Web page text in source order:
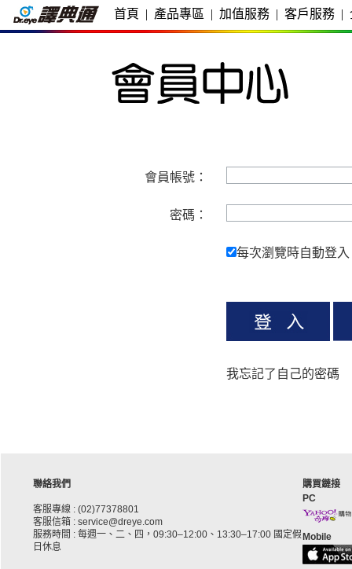
首頁 | 產品專區 | 加值服務 | 客戶服務 |
會員帳號：
密碼：
每次瀏覽時自動登入
我忘記了自己的密碼
聯絡我們
客服專線 : (02)77378801
客服信箱 : service@dreye.com
服務時間 : 每週一、二、四，09:30–12:00、13:30–17:00 國定假
日休息
購買鏈接
PC
Mobile